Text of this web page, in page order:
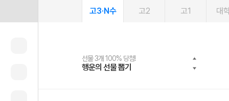
고3·N수 고2 고1 대
선물 3개 100% 당첨!
행운의 선물 뽑기
선물 100% 증정!
메가스터디 X 올리브
여름방학 스터디 캐시백
메가런 썸머스쿨
2027 러셀 단과
강사 공개선발
스마트러닝앱
설문 EVENT
메가패스
3일 무료 체험권
메가패스 수강생 무료혜택!
메가클럽 멤버십
사회공헌 캠페인
희망이룸 메가나눔